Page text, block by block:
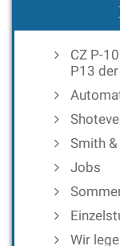
CZ P-
P13
Smith
Jobs
Wir